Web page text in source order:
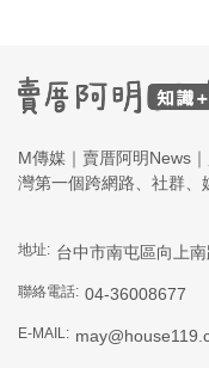
M傳媒｜賣厝阿明News
灣第一個跨網路、社群、
地址: 台中市南屯區向上
聯絡電話: 04-36008677
E-MAIL: